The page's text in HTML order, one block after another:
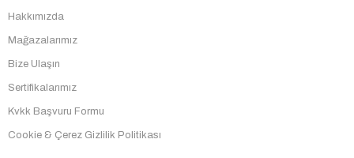
Hakkımızda
Mağazalarımız
Bize Ulaşın
Sertifikalarımız
Kvkk Başvuru Formu
Cookie & Çerez Gizlilik Politikası